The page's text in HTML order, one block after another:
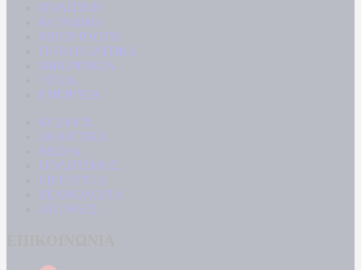
ΠΟΛΙΤΙΚΗ
ΚΟΙΝΩΝΙΑ
ΜΠΟΥΡΛΟΤΟ
ΠΑΡΑΠΟΛΙΤΙΚΑ
ΟΙΚΟΝΟΜΙΑ
ΥΓΕΙΑ
ΕΝΕΡΓΕΙΑ
ΚΟΣΜΟΣ
ΑΘΛΗΤΙΚΑ
MEDIA
ΠΟΛΙΤΙΣΜΟΣ
LIFESTYLE
ΤΕΧΝΟΛΟΓΙΑ
ΑΠΟΨΕΙΣ